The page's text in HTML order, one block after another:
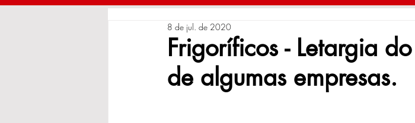
Frigoríficos - Letargia
de algumas empresas.
8 de jul. de 2020